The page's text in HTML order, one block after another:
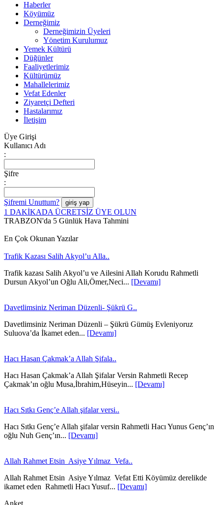
Haberler
Köyümüz
Derneğimiz
Derneğimizin Üyeleri
Yönetim Kurulumuz
Yemek Kültürü
Düğünler
Faaliyetlerimiz
Kültürümüz
Mahallelerimiz
Vefat Edenler
Ziyaretçi Defteri
Hastalarımız
İletişim
Üye Girişi
Kullanıcı Adı
:
Şifre
:
Şifremi Unuttum?
1 DAKİKADA ÜCRETSİZ ÜYE OLUN
TRABZON'da 5 Günlük Hava Tahmini
En Çok Okunan Yazılar
Trafik Kazası Salih Akyol’u Alla..
Trafik kazası Salih Akyol’u ve Ailesini Allah Korudu Rahmetli
Dursun Akyol’un Oğlu Ali,Ömer,Neci... [Devamı]
Davetlimsiniz Neriman Düzenli- Şükrü G..
Davetlimsiniz Neriman Düzenli – Şükrü Gümüş Evleniyoruz
Suluova’da İkamet eden... [Devamı]
Hacı Hasan Çakmak’a Allah Şifala..
Hacı Hasan Çakmak’a Allah Şifalar Versin Rahmetli Recep
Çakmak’ın oğlu Musa,İbrahim,Hüseyin... [Devamı]
Hacı Sıtkı Genç’e Allah şifalar versi..
Hacı Sıtkı Genç’e Allah şifalar versin Rahmetli Hacı Yunus Genç’ın
oğlu Nuh Genç’ın... [Devamı]
Allah Rahmet Etsin Asiye Yılmaz Vefa..
Allah Rahmet Etsin Asiye Yılmaz Vefat Etti Köyümüz derelikde
ikamet eden Rahmetli Hacı Yusuf... [Devamı]